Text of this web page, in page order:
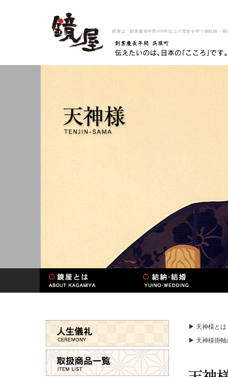
鏡屋は、創業慶長年間400年以上の歴史を持つ御結納・
▶ 天神様とは
▶ 天神様掛軸